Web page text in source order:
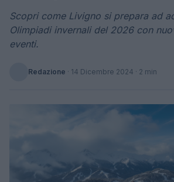
Scopri come Livigno si prepara ad
Olimpiadi invernali del 2026 con
eventi.
Redazione · 14 Dicembre 2024 · 2 min